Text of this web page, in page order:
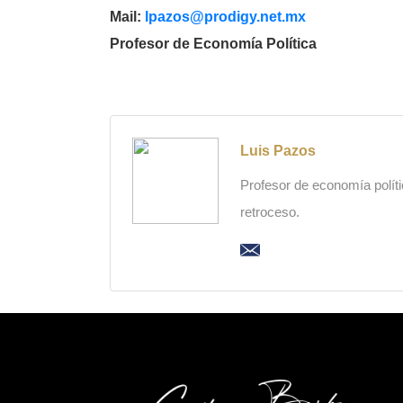
Mail: lpazos@prodigy.net.mx
Profesor de Economía Política
Luis Pazos
Profesor de economía
retroceso.